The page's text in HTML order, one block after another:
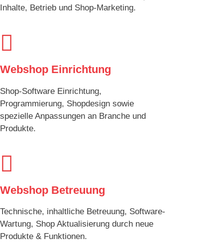
Inhalte, Betrieb und Shop-Marketing.

Webshop Einrichtung
Shop-Software Einrichtung,
Programmierung, Shopdesign sowie
spezielle Anpassungen an Branche und
Produkte.

Webshop Betreuung
Technische, inhaltliche Betreu­ung, Software-
Wartung, Shop Aktuali­sierung durch neue
Produkte & Funktionen.